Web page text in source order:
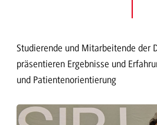
Studierende und Mitarbeitende der
präsentieren Ergebnisse und
und Patientenorientierung